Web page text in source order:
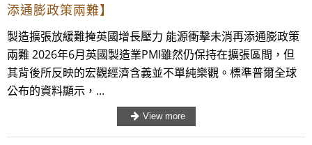
添通膨政策兩難】
製造擴張放緩難掩英國增長壓力 能源衝擊未消再添通膨政策
兩難 2026年6月英國製造業PMI雖然仍保持在擴張區間，但
其背後所反映的宏觀經濟含義並不單純樂觀。標準普爾全球
公布的資料顯示，...